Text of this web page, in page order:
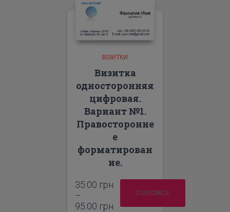
ВІЗИТКИ
Визитка
односторонняя
цифровая.
Вариант №1.
Правосторонне
е
форматирован
ие.
35.00 грн.
–
95.00 грн.
CUSTOMIZE